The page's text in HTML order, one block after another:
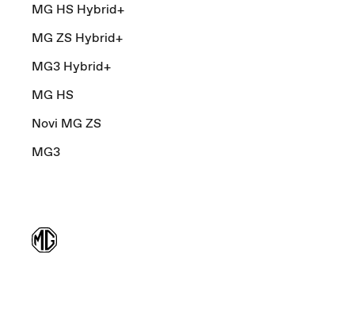
MG HS Hybrid+
MG ZS Hybrid+
MG3 Hybrid+
MG HS
Novi MG ZS
MG3